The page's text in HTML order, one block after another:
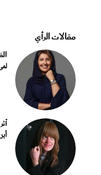
مقالات الرأي